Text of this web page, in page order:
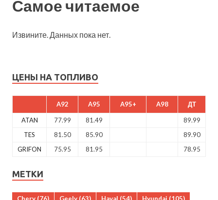
Самое читаемое
Извините. Данных пока нет.
ЦЕНЫ НА ТОПЛИВО
A92 A95 A95+ A98 ДТ
ATAN 77.99 81.49
89.99
TES
81.50 85.90
89.90
GRIFON
75.95 81.95 78.95
МЕТКИ